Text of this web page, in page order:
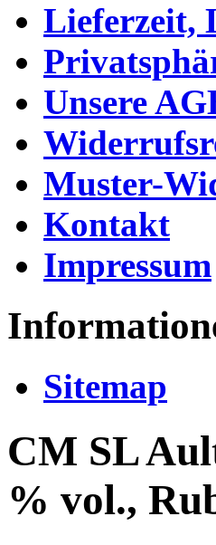
Lieferzeit,
Unsere
Muster-
Kontakt
Impressum
Sitemap
CM SL
% vol.,